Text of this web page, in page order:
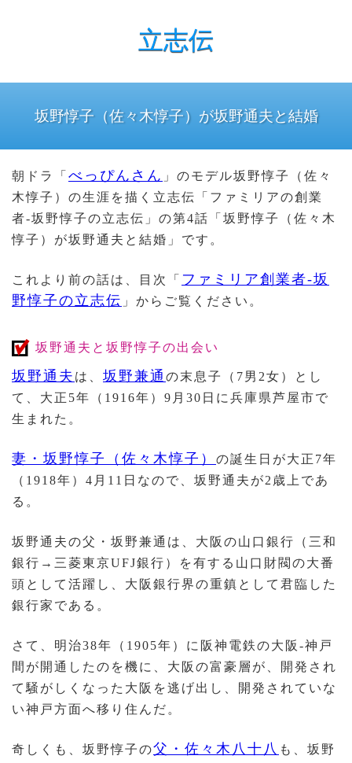
立志伝
坂野惇子（佐々木惇子）が坂野通夫と結婚
朝ドラ「 べっぴんさん 」のモデル坂野惇子（佐々
木惇子）の生涯を描く立志伝「ファミリアの創業
者-坂野惇子の立志伝」の第4話「坂野惇子（佐々木
惇子）が坂野通夫と結婚」です。
これより前の話は、目次「 ファミリア創業者-坂
野惇子の立志伝 」からご覧ください。
坂野通夫と坂野惇子の出会い
坂野通夫 は、 坂野兼通 の末息子（7男2女）とし
て、大正5年（1916年）9月30日に兵庫県芦屋市で
生まれた。
妻・坂野惇子（佐々木惇子） の誕生日が大正7年
（1918年）4月11日なので、坂野通夫が2歳上であ
る。
坂野通夫の父・坂野兼通は、大阪の山口銀行（三和
銀行→三菱東京UFJ銀行）を有する山口財閥の大番
頭として活躍し、大阪銀行界の重鎮として君臨した
銀行家である。
さて、明治38年（1905年）に阪神電鉄の大阪-神戸
間が開通したのを機に、大阪の富豪層が、開発され
て騒がしくなった大阪を逃げ出し、開発されていな
い神戸方面へ移り住んだ。
奇しくも、坂野惇子の父・佐々木八十八 も、坂野